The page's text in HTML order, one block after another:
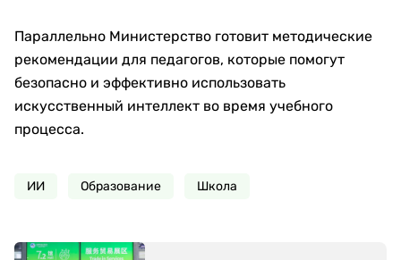
Параллельно Министерство готовит методические
рекомендации для педагогов, которые помогут
безопасно и эффективно использовать
искусственный интеллект во время учебного
процесса.
ИИ Образование Школа